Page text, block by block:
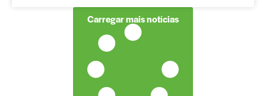
Carregar mais notícias